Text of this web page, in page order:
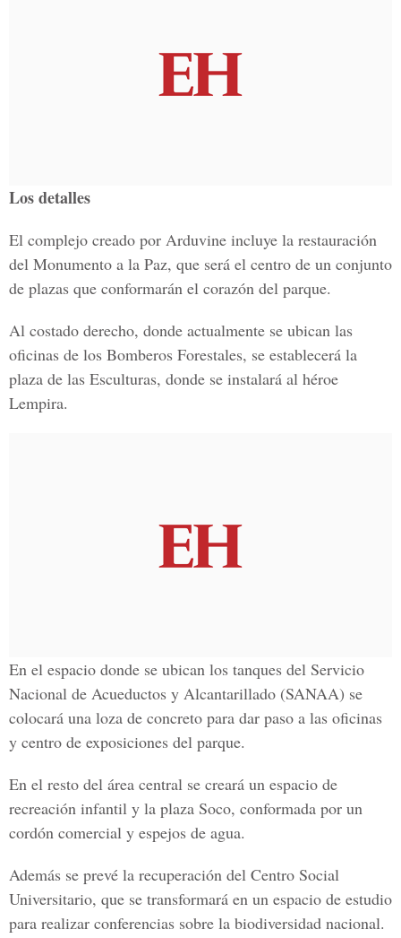
Los detalles
El complejo creado por Arduvine incluye la restauración
del Monumento a la Paz, que será el centro de un conjunto
de plazas que conformarán el corazón del parque.
Al costado derecho, donde actualmente se ubican las
oficinas de los Bomberos Forestales, se establecerá la
plaza de las Esculturas, donde se instalará al héroe
Lempira.
En el espacio donde se ubican los tanques del Servicio
Nacional de Acueductos y Alcantarillado (SANAA) se
colocará una loza de concreto para dar paso a las oficinas
y centro de exposiciones del parque.
En el resto del área central se creará un espacio de
recreación infantil y la plaza Soco, conformada por un
cordón comercial y espejos de agua.
Además se prevé la recuperación del Centro Social
Universitario, que se transformará en un espacio de estudio
para realizar conferencias sobre la biodiversidad nacional.